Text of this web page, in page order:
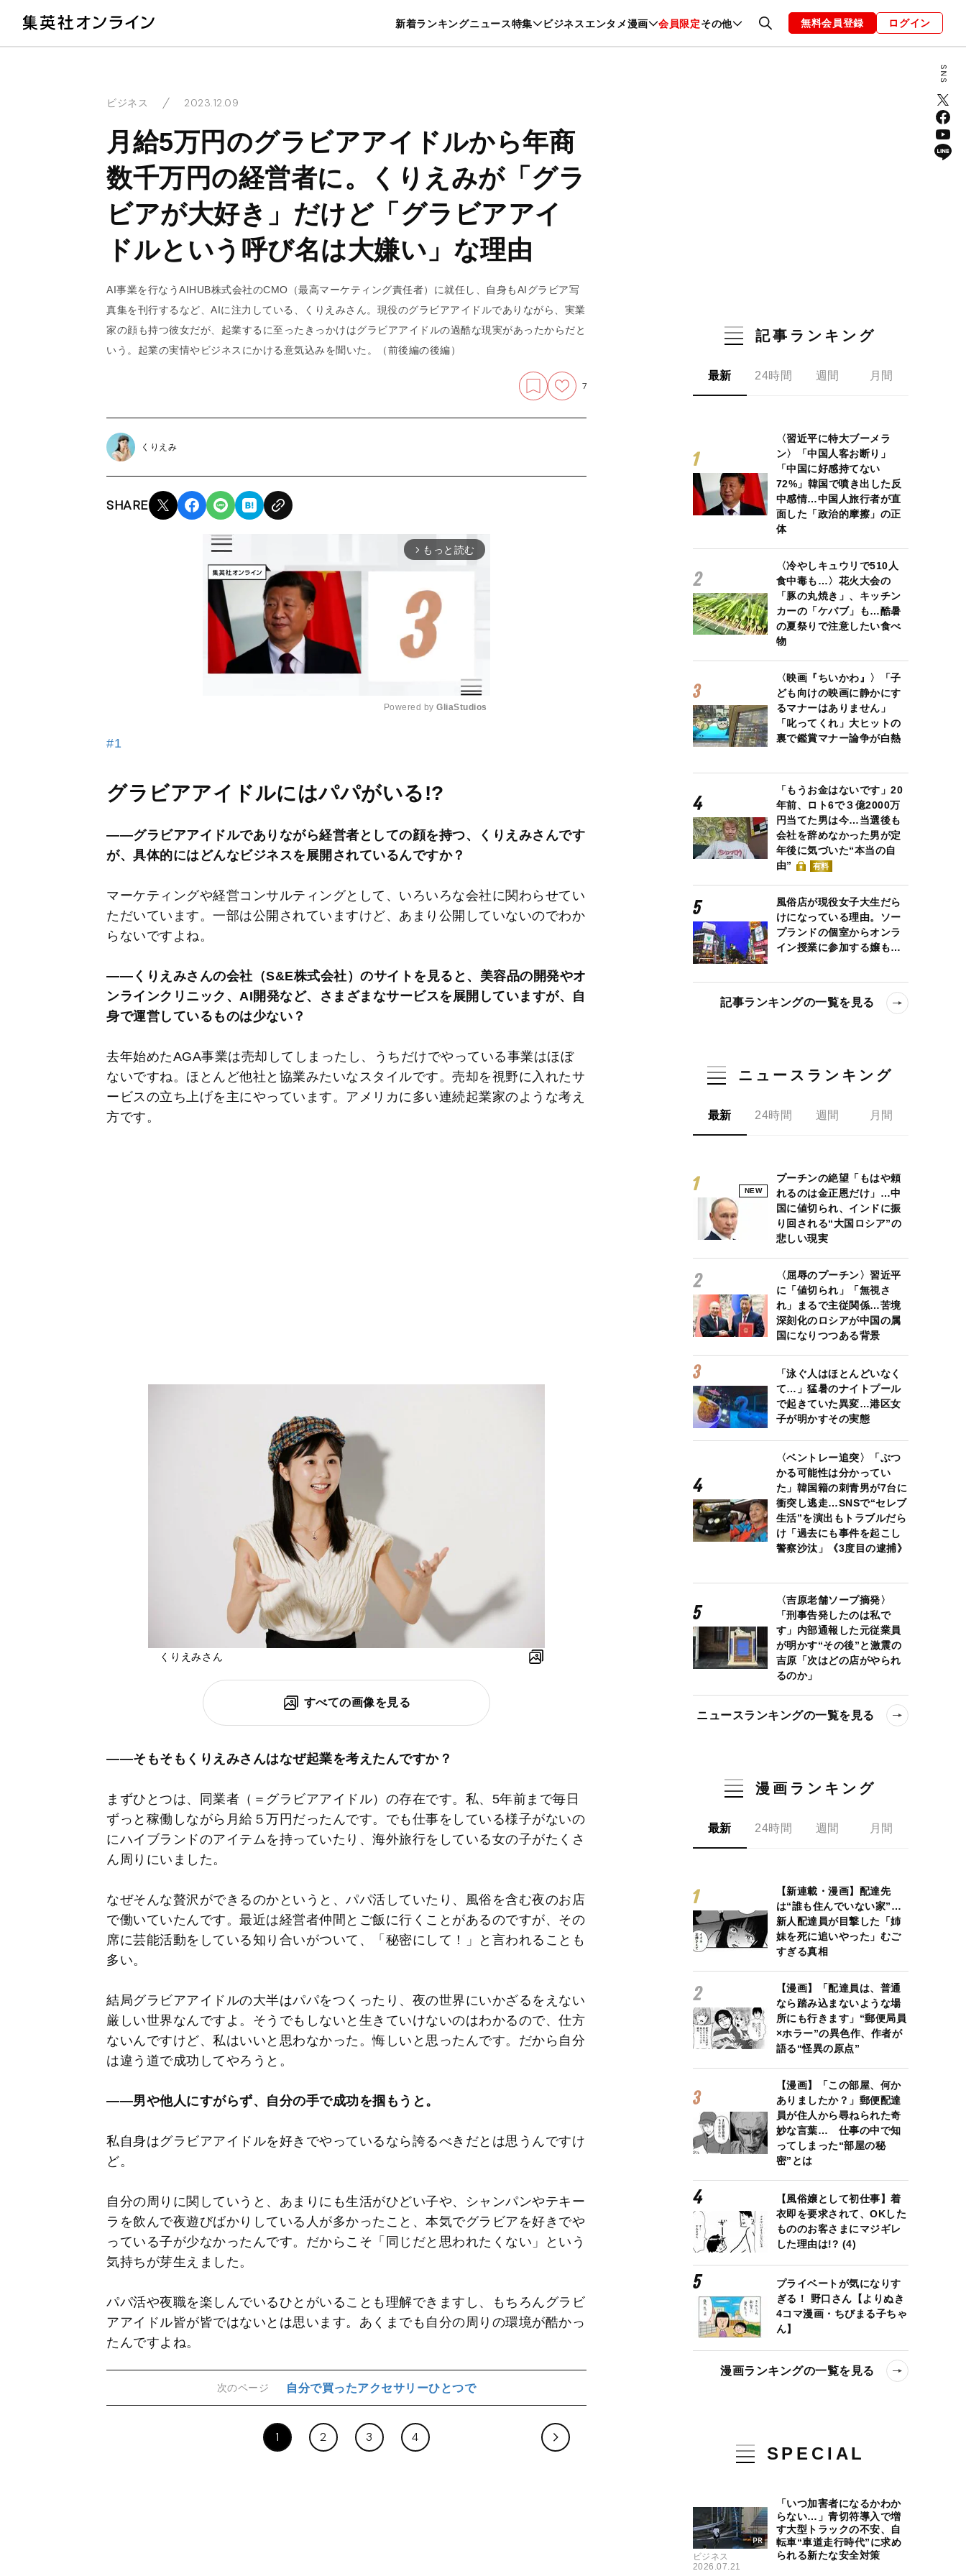
新着ランキングニュース特集 ビジネスエンタメ漫画 会員限定その他
暮らし スポーツ ヘルスケア 美容 グルメ ファッション 恋愛・結婚 編集部 お知らせ
無料会員登録 ログイン
ビジネス 2023.12.09
月給5万円のグラビアアイドルから年商
数千万円の経営者に。くりえみが「グラ
ビアが大好き」だけど「グラビアアイ
ドルという呼び名は大嫌い」な理由
AI事業を行なうAIHUB株式会社のCMO（最高マーケティング責任者）に就任し、自身もAIグラビア写
真集を刊行するなど、AIに注力している、くりえみさん。現役のグラビアアイドルでありながら、実業
家の顔も持つ彼女だが、起業するに至ったきっかけはグラビアアイドルの過酷な現実があったからだと
いう。起業の実情やビジネスにかける意気込みを聞いた。（前後編の後編）
7
くりえみ
SHARE
arrow_forward_ios もっと読む
t
Powered by GliaStudios
#1
グラビアアイドルにはパパがいる!?
――グラビアアイドルでありながら経営者としての顔を持つ、くりえみさんです
が、具体的にはどんなビジネスを展開されているんですか？
マーケティングや経営コンサルティングとして、いろいろな会社に関わらせてい
ただいています。一部は公開されていますけど、あまり公開していないのでわか
らないですよね。
――くりえみさんの会社（S&E株式会社）のサイトを見ると、美容品の開発やオ
ンラインクリニック、AI開発など、さまざまなサービスを展開していますが、自
身で運営しているものは少ない？
去年始めたAGA事業は売却してしまったし、うちだけでやっている事業はほぼ
ないですね。ほとんど他社と協業みたいなスタイルです。売却を視野に入れたサ
ービスの立ち上げを主にやっています。アメリカに多い連続起業家のような考え
方です。
くりえみさん
すべての画像を見る
――そもそもくりえみさんはなぜ起業を考えたんですか？
まずひとつは、同業者（＝グラビアアイドル）の存在です。私、5年前まで毎日
ずっと稼働しながら月給５万円だったんです。でも仕事をしている様子がないの
にハイブランドのアイテムを持っていたり、海外旅行をしている女の子がたくさ
ん周りにいました。
なぜそんな贅沢ができるのかというと、パパ活していたり、風俗を含む夜のお店
で働いていたんです。最近は経営者仲間とご飯に行くことがあるのですが、その
席に芸能活動をしている知り合いがついて、「秘密にして！」と言われることも
多い。
結局グラビアアイドルの大半はパパをつくったり、夜の世界にいかざるをえない
厳しい世界なんですよ。そうでもしないと生きていけないのはわかるので、仕方
ないんですけど、私はいいと思わなかった。悔しいと思ったんです。だから自分
は違う道で成功してやろうと。
――男や他人にすがらず、自分の手で成功を掴もうと。
私自身はグラビアアイドルを好きでやっているなら誇るべきだとは思うんですけ
ど。
自分の周りに関していうと、あまりにも生活がひどい子や、シャンパンやテキー
ラを飲んで夜遊びばかりしている人が多かったこと、本気でグラビアを好きでや
っている子が少なかったんです。だからこそ「同じだと思われたくない」という
気持ちが芽生えました。
パパ活や夜職を楽しんでいるひとがいることも理解できますし、もちろんグラビ
アアイドル皆が皆ではないとは思います。あくまでも自分の周りの環境が酷かっ
たんですよね。
次のページ 自分で買ったアクセサリーひとつで
1 2 3 4
記事ランキング
最新 24時間 週間 月間
〈習近平に特大ブーメラ
ン〉「中国人客お断り」
「中国に好感持てない
72%」韓国で噴き出した反
中感情…中国人旅行者が直
面した「政治的摩擦」の正
体
〈冷やしキュウリで510人
食中毒も…〉花火大会の
「豚の丸焼き」、キッチン
カーの「ケバブ」も…酷暑
の夏祭りで注意したい食べ
物
〈映画『ちいかわ』〉「子
ども向けの映画に静かにす
るマナーはありません」
「叱ってくれ」大ヒットの
裏で鑑賞マナー論争が白熱
「もうお金はないです」20
年前、ロト6で３億2000万
円当てた男は今…当選後も
会社を辞めなかった男が定
年後に気づいた“本当の自
由”
有料
風俗店が現役女子大生だら
けになっている理由。ソー
プランドの個室からオンラ
イン授業に参加する嬢も…
記事ランキングの一覧を見る
ニュースランキング
最新 24時間 週間 月間
NEW
プーチンの絶望「もはや頼
れるのは金正恩だけ」…中
国に値切られ、インドに振
り回される“大国ロシア”の
悲しい現実
〈屈辱のプーチン〉習近平
に「値切られ」「無視さ
れ」まるで主従関係…苦境
深刻化のロシアが中国の属
国になりつつある背景
「泳ぐ人はほとんどいなく
て…」猛暑のナイトプール
で起きていた異変…港区女
子が明かすその実態
〈ベントレー追突〉「ぶつ
かる可能性は分かってい
た」韓国籍の刺青男が7台に
衝突し逃走…SNSで“セレブ
生活”を演出もトラブルだら
け「過去にも事件を起こし
警察沙汰」《3度目の逮捕》
〈吉原老舗ソープ摘発〉
「刑事告発したのは私で
す」内部通報した元従業員
が明かす“その後”と激震の
吉原「次はどの店がやられ
るのか」
ニュースランキングの一覧を見る
漫画ランキング
最新 24時間 週間 月間
【新連載・漫画】配達先
は“誰も住んでいない家”…
新人配達員が目撃した「姉
妹を死に追いやった」むご
すぎる真相
【漫画】「配達員は、普通
なら踏み込まないような場
所にも行きます」“郵便局員
×ホラー”の異色作、作者が
語る“怪異の原点”
【漫画】「この部屋、何か
ありましたか？」郵便配達
員が住人から尋ねられた奇
妙な言葉… 仕事の中で知
ってしまった“部屋の秘
密”とは
【風俗嬢として初仕事】着
衣即を要求されて、OKした
もののお客さまにマジギレ
した理由は!? (4)
プライベートが気になりす
ぎる！ 野口さん【よりぬき
4コマ漫画・ちびまる子ちゃ
ん】
漫画ランキングの一覧を見る
SPECIAL
ビジネス
2026.07.21
「いつ加害者になるかわか
らない…」青切符導入で増
す大型トラックの不安、自
転車“車道走行時代”に求め
られる新たな安全対策